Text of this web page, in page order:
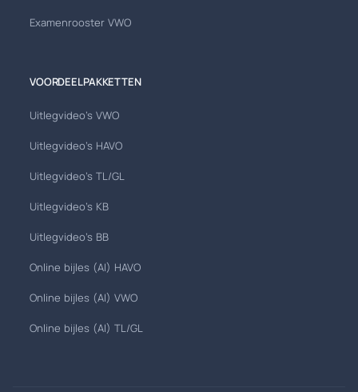
Examenrooster VWO
VOORDEELPAKKETTEN
Uitlegvideo's VWO
Uitlegvideo's HAVO
Uitlegvideo's TL/GL
Uitlegvideo's KB
Uitlegvideo's BB
Online bijles (AI) HAVO
Online bijles (AI) VWO
Online bijles (AI) TL/GL